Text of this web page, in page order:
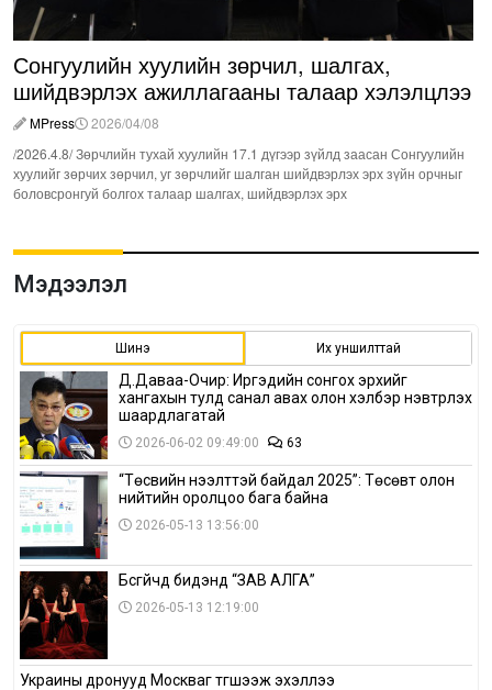
Сонгуулийн хуулийн зөрчил, шалгах,
шийдвэрлэх ажиллагааны талаар хэлэлцлээ
MPress
2026/04/08
/2026.4.8/ Зөрчлийн тухай хуулийн 17.1 дүгээр зүйлд заасан Сонгуулийн
хуулийг зөрчих зөрчил, уг зөрчлийг шалган шийдвэрлэх эрх зүйн орчныг
боловсронгуй болгох талаар шалгах, шийдвэрлэх эрх
Мэдээлэл
Шинэ Их уншилттай
Д.Даваа-Очир: Иргэдийн сонгох эрхийг
хангахын тулд санал авах олон хэлбэр нэвтрүүлэх
шаардлагатай
2026-06-02 09:49:00 63
“Төсвийн нээлттэй байдал 2025”: Төсөвт олон
нийтийн оролцоо бага байна
2026-05-13 13:56:00
Бүсгүйчүүд бидэнд “ЗАВ АЛГА”
2026-05-13 12:19:00
Украины дронууд Москваг түгшээж эхэллээ